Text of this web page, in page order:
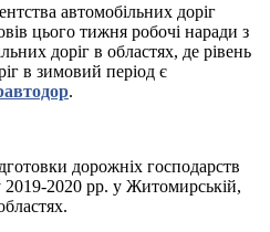
автомобільних доріг
цього тижня робочі наради з
доріг в областях, де рівень
в зимовий період є
.
дорожніх господарств
2019-2020 рр. у Житомирській,